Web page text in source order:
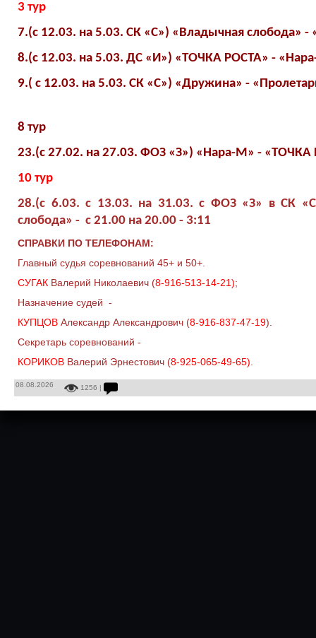
3 тур
7.(с 12.03. на 5.03. СК «С») «Владычная слобода» -
8.(с 12.03. на 5.03. ДС «И») «ТОЧКА РОСТА» -
9.( с 12.03. на 5.03. СК «С») «Дружина» -
8 тур
23.(с 27.02. на 27.03. ФОЗ «З») «Нара-М» - «ТОЧКА
10 тур
28.(с 6.03. с 13.03. на 31.03. с ФОЗ «З» в СК
слобода» - с 21.00 на 20.00 - 3:11
СПРАВКИ ПО ТЕЛЕФОНАМ:
Главный судья соревнований 45+ и 50+.
СУГАК Валерий Николаевич (8-916-513-14-21);
Назначение судей -
КУПЦОВ Александр Александрович (8-916-837-47-19).
Секретарь соревнований -
КОРИКОВ Валерий Эрнестович (8-925-065-49-65)
08.08.2026 1256 |